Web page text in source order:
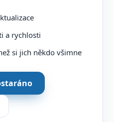
a rychlosti
si jich někdo všimne